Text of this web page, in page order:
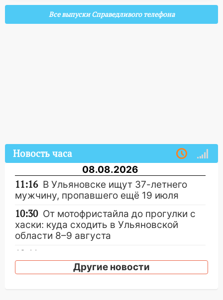
Все выпуски Справедливого телефона
Новость часа
08.08.2026
11:16 В Ульяновске ищут 37-летнего
мужчину, пропавшего ещё 19 июля
10:30 От мотофристайла до прогулки с
хаски: куда сходить в Ульяновской
области 8–9 августа
10:11
«Нефтяной топливной компании» будут
судить за неуплату 48,4 млн рублей
Другие новости